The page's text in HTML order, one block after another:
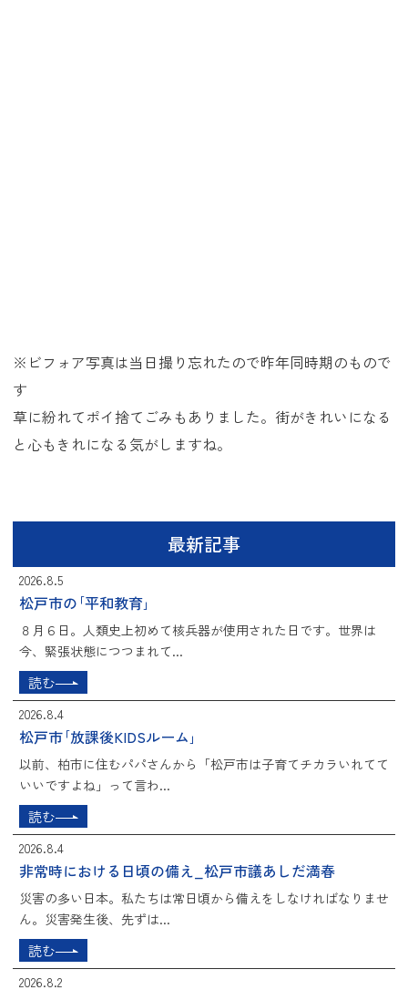
※ビフォア写真は当日撮り忘れたので昨年同時期のもので
す
草に紛れてポイ捨てごみもありました。街がきれいになる
と心もきれになる気がしますね。
最新記事
2026.8.5
松戸市の｢平和教育｣
８月６日。人類史上初めて核兵器が使用された日です。世界は
今、緊張状態につつまれて...
読む
2026.8.4
松戸市｢放課後KIDSルーム｣
以前、柏市に住むパパさんから「松戸市は子育てチカラいれてて
いいですよね」って言わ...
読む
2026.8.4
非常時における日頃の備え_松戸市議あしだ満春
災害の多い日本。私たちは常日頃から備えをしなければなりませ
ん。災害発生後、先ずは...
読む
2026.8.2